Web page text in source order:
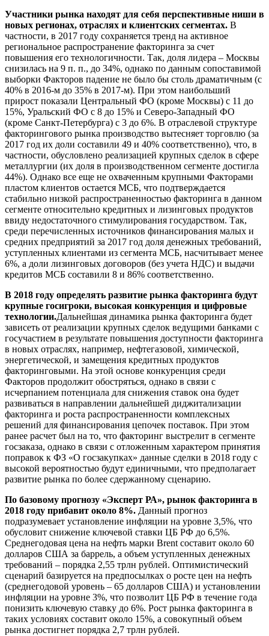
Участники рынка находят для себя перспективные ниши в
новых регионах, отраслях и клиентских сегментах. В
частности, в 2017 году сохраняется тренд на активное
региональное распространение факторинга за счет
повышения его технологичности. Так, доля лидера – Москвы
снизилась на 9 п. п., до 34%, однако по данным сопоставимой
выборки Факторов падение не было бы столь драматичным (с
40% в 2016-м до 35% в 2017-м). При этом наибольший
прирост показали Центральный ФО (кроме Москвы) с 11 до
15%, Уральский ФО с 8 до 15% и Северо-Западный ФО
(кроме Санкт-Петербурга) с 3 до 6%. В отраслевой структуре
факторингового рынка производство вытесняет торговлю (за
2017 год их доли составили 49 и 40% соответственно), что, в
частности, обусловлено реализацией крупных сделок в сфере
металлургии (их доля в производственном сегменте достигла
44%). Однако все еще не охваченным крупными Факторами
пластом клиентов остается МСБ, что подтверждается
стабильно низкой распространенностью факторинга в данном
сегменте относительно кредитных и лизинговых продуктов
ввиду недостаточного стимулирования государством. Так,
среди перечисленных источников финансирования малых и
средних предприятий за 2017 год доля денежных требований,
уступленных клиентами из сегмента МСБ, насчитывает менее
6%, а доли лизинговых договоров (без учета НДС) и выдачи
кредитов МСБ составили 8 и 86% соответственно.
В 2018 году определять развитие рынка факторинга будут
крупные госигроки, высокая конкуренция и цифровые
технологии.Дальнейшая динамика рынка факторинга будет
зависеть от реализации крупных сделок ведущими банками с
госучастием в результате повышения доступности факторинга
в новых отраслях, например, нефтегазовой, химической,
энергетической, и замещения кредитных продуктов
факторинговыми. На этой основе конкуренция среди
Факторов продолжит обостряться, однако в связи с
исчерпанием потенциала для снижения ставок она будет
развиваться в направлении дальнейшей диджитализации
факторинга и роста распространенности комплексных
решений для финансирования цепочек поставок. При этом
ранее расчет был на то, что факторинг выстрелит в сегменте
госзаказа, однако в связи с отложенным характером принятия
поправок к ФЗ «О госзакупках» данные сделки в 2018 году с
высокой вероятностью будут единичными, что предполагает
развитие рынка по более сдержанному сценарию.
По базовому прогнозу «Эксперт РА», рынок факторинга в
2018 году прибавит около 8%. Данный прогноз
подразумевает установление инфляции на уровне 3,5%, что
обусловит снижение ключевой ставки ЦБ РФ до 6,5%.
Среднегодовая цена на нефть марки Brent составит около 60
долларов США за баррель, а объем уступленных денежных
требований – порядка 2,55 трлн рублей. Оптимистический
сценарий базируется на предпосылках о росте цен на нефть
(среднегодовой уровень – 65 долларов США) и установлении
инфляции на уровне 3%, что позволит ЦБ РФ в течение года
понизить ключевую ставку до 6%. Рост рынка факторинга в
таких условиях составит около 15%, а совокупный объем
рынка достигнет порядка 2,7 трлн рублей.